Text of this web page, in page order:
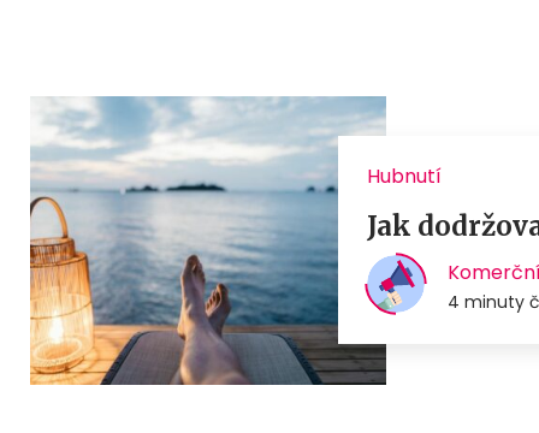
Hubnutí
Jak
4 minuty